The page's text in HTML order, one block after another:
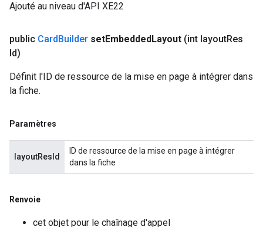
Ajouté au niveau d'API XE22
public CardBuilder setEmbeddedLayout (int layoutRes
Id)
Définit l'ID de ressource de la mise en page à intégrer dans
la fiche.
Paramètres
layoutResId
ID de ressource de la mise en page à intégrer
dans la fiche
Renvoie
cet objet pour le chaînage d'appel